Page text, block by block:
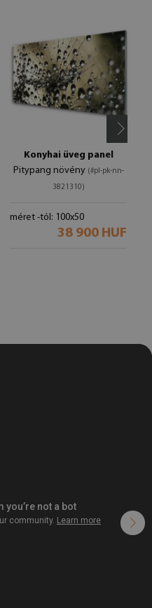
Konyhai üveg panel
Pitypang növény (#pl-pk-nn-
3821310)
méret -tól: 100x50
38 900 HUF